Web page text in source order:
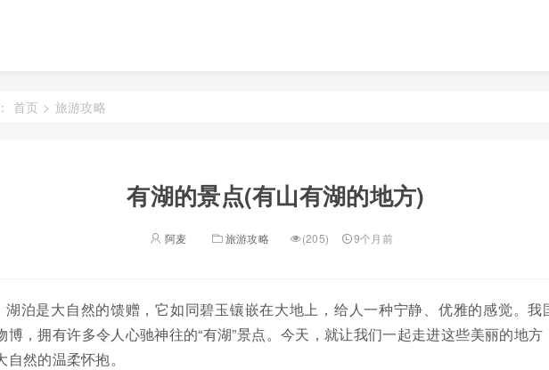
首页 > 旅游攻略
有湖的景点(有山有湖的地方)
阿麦 旅游攻略 (205) 9个月前
湖泊是大自然的馈赠，它如同碧玉镶嵌在大地上，给人一种宁静、优雅的感觉。我
博，拥有许多令人心驰神往的“有湖”景点。今天，就让我们一起走进这些美丽的地方
自然的温柔怀抱。